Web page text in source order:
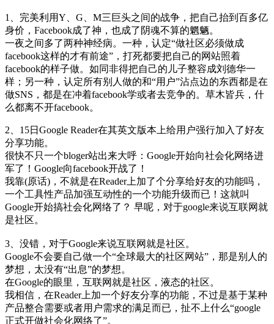
1、完美利用Y、G、M三巨头之间的战争，把自己抬到百多亿
身价，Facebook成了神，也成了阴魂不算的魍魉。
一夜之间多了两种神经病。一种，认定“做社区必须做成
facebook这样的才有前途”，打死都要把自己的网站照着
facebook的样子做。如同非得把自己的儿子整容成刘德华一
样；另一种，认定所有别人做的和“用户”沾点边的东西都是在
做SNS，都是在冲着facebook学或者去竞争的。草木皆兵，什
么都离不开facebook。
2、15日Google Reader在其英文版本上给用户强行加入了好友
分享功能。
很快不只一个bloger站出来大呼：Google开始向社会化网络进
军了！Google向facebook开战了！
我靠(原话)，不就是在Reader上加了个分享给好友的功能吗，
一个工具性产品加强互动性的一个功能升级而已！这就叫
Google开始搞社会化网络了？ 早呢，对于google来说互联网就
是社区。
3、没错，对于Google来说互联网就是社区。
Google不会要自己做一个“全球最大的社区网站”，那是别人的
梦想，太没有“出息”的梦想。
在Google的眼里，互联网就是社区，液态的社区。
我相信，在Reader上加一个好友分享的功能，不过是基于某种
产品整合需要或者用户需求的满足而已，扯不上什么“google
正式开做社会化网络了”。